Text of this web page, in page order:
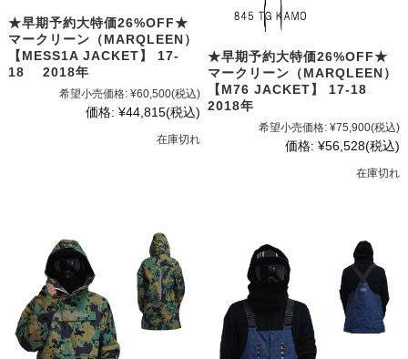
★早期予約大特価26%OFF★
マークリーン（MARQLEEN）
【MESS1A JACKET】 17-
18 2018年
希望小売価格: ¥60,500(税込)
価格: ¥44,815(税込)
在庫切れ
★早期予約大特価26%OFF★
マークリーン（MARQLEEN）
【M76 JACKET】 17-18
2018年
希望小売価格: ¥75,900(税込)
価格: ¥56,528(税込)
在庫切れ